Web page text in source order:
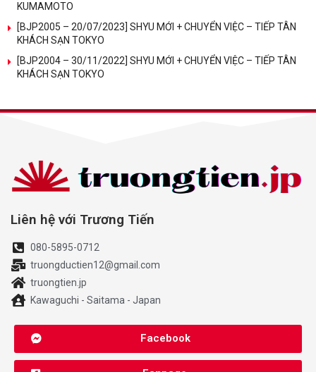
KUMAMOTO
[BJP2005 – 20/07/2023] SHYU MỚI + CHUYỂN VIỆC – TIẾP TÂN
KHÁCH SẠN TOKYO
[BJP2004 – 30/11/2022] SHYU MỚI + CHUYỂN VIỆC – TIẾP TÂN
KHÁCH SẠN TOKYO
Liên hệ với Trương Tiến
080-5895-0712
truongductien12@gmail.com
truongtien.jp
Kawaguchi - Saitama - Japan
Facebook